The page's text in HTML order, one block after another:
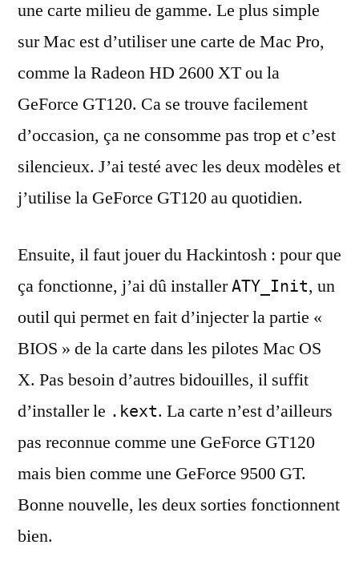
une carte milieu de gamme. Le plus simple
sur Mac est d’utiliser une carte de Mac Pro,
comme la Radeon HD 2600 XT ou la
GeForce GT120. Ca se trouve facilement
d’occasion, ça ne consomme pas trop et c’est
silencieux. J’ai testé avec les deux modèles et
j’utilise la GeForce GT120 au quotidien.
Ensuite, il faut jouer du Hackintosh : pour que
ça fonctionne, j’ai dû installerATY_Init, un
outil qui permet en fait d’injecter la partie «
BIOS » de la carte dans les pilotes Mac OS
X. Pas besoin d’autres bidouilles, il suffit
d’installer le .kext. La carte n’est d’ailleurs
pas reconnue comme une GeForce GT120
mais bien comme une GeForce 9500 GT.
Bonne nouvelle, les deux sorties fonctionnent
bien.